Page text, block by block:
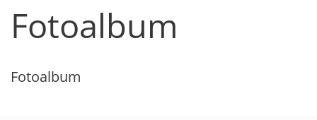
Fotoalbum
Fotoalbum